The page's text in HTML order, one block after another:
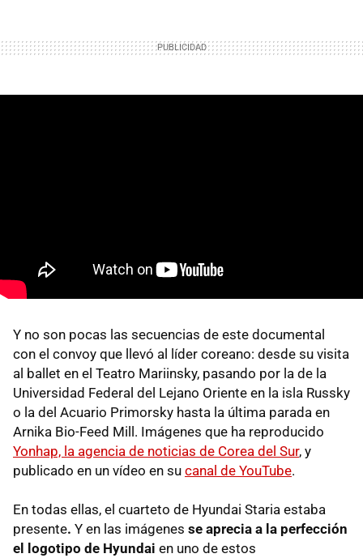
Y no son pocas las secuencias de este documental
con el convoy que llevó al líder coreano: desde su visita
al ballet en el Teatro Mariinsky, pasando por la de la
Universidad Federal del Lejano Oriente en la isla Russky
o la del Acuario Primorsky hasta la última parada en
Arnika Bio-Feed Mill. Imágenes que ha reproducido
Yonhap, la agencia de noticias de Corea del Sur, y
publicado en un vídeo en su canal de YouTube.
En todas ellas, el cuarteto de Hyundai Staria estaba
presente. Y en las imágenes se aprecia a la perfección
el logotipo de Hyundai en uno de estos